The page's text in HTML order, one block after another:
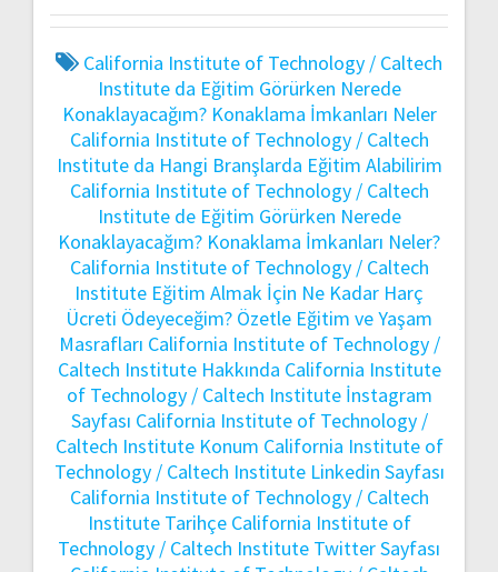
California Institute of Technology / Caltech
Institute da Eğitim Görürken Nerede
Konaklayacağım? Konaklama İmkanları Neler
California Institute of Technology / Caltech
Institute da Hangi Branşlarda Eğitim Alabilirim
California Institute of Technology / Caltech
Institute de Eğitim Görürken Nerede
Konaklayacağım? Konaklama İmkanları Neler?
California Institute of Technology / Caltech
Institute Eğitim Almak İçin Ne Kadar Harç
Ücreti Ödeyeceğim? Özetle Eğitim ve Yaşam
Masrafları California Institute of Technology /
Caltech Institute Hakkında California Institute
of Technology / Caltech Institute İnstagram
Sayfası California Institute of Technology /
Caltech Institute Konum California Institute of
Technology / Caltech Institute Linkedin Sayfası
California Institute of Technology / Caltech
Institute Tarihçe California Institute of
Technology / Caltech Institute Twitter Sayfası